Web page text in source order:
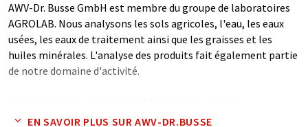
AWV-Dr. Busse GmbH est membre du groupe de laboratoires
AGROLAB. Nous analysons les sols agricoles, l'eau, les eaux
usées, les eaux de traitement ainsi que les graisses et les
huiles minérales. L'analyse des produits fait également partie
de notre domaine d'activité.
informatique sans intervention humaine. LUMITOS propose
EN SAVOIR PLUS SUR AWV-DR.BUSSE